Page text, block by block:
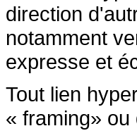
direction
notamment
expresse et
Tout lien
« framing»